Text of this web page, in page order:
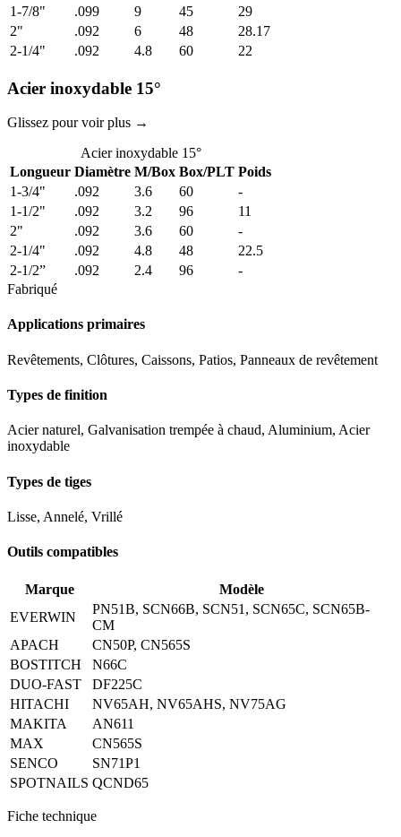
1-7/8"
.099 9 45
29
2"
.092 6 48
28.17
2-1/4"
.092 4.8 60 22
Acier inoxydable 15°
Glissez pour voir plus →
Acier inoxydable 15°
Longueur Diamètre M/Box Box/PLT Poids
1-3/4"
.092 3.6 60
-
1-1/2"
.092 3.2 96
11
2"
.092 3.6 60
-
2-1/4"
.092 4.8 48
22.5
2-1/2”
.092 2.4 96
-
Fabriqué
Applications primaires
Revêtements, Clôtures, Caissons, Patios, Panneaux de revêtement
Types de finition
Acier naturel, Galvanisation trempée à chaud, Aluminium, Acier
inoxydable
Types de tiges
Lisse, Annelé, Vrillé
Outils compatibles
Marque
Modèle
EVERWIN
PN51B, SCN66B, SCN51, SCN65C, SCN65B-
CM
APACH
CN50P, CN565S
BOSTITCH
N66C
DUO-FAST
DF225C
HITACHI
NV65AH, NV65AHS, NV75AG
MAKITA
AN611
MAX
CN565S
SENCO
SN71P1
SPOTNAILS QCND65
Fiche technique